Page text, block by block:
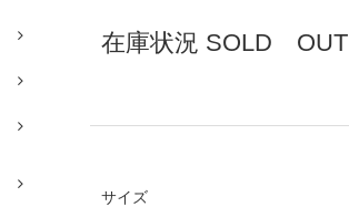
在庫状況 SOLD OUT
サイズ